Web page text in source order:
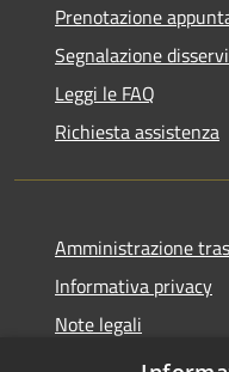
Prenotazione
Segnalazione
Leggi le FAQ
Richiesta assistenza
Amministrazione
Informativa privacy
Note legali
Dichiarazione di